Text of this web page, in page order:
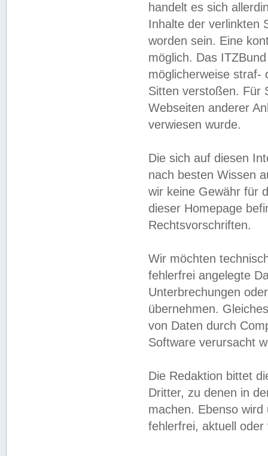
handelt es sich
Inhalte der verlinkten
worden sein. Eine
möglich. Das
möglicherweise straf-
Sitten verstoßen. Für
Webseiten anderer
verwiesen wurde.
Die sich auf diesen
nach besten Wissen
wir keine Gewähr für
dieser Homepage
Rechtsvorschriften.
Wir möchten
fehlerfrei angelegte
Unterbrechungen
übernehmen.
von Daten durch
Software verursacht
Die Redaktion bittet
Dritter, zu denen in
machen. Ebenso
fehlerfrei, aktuell oder